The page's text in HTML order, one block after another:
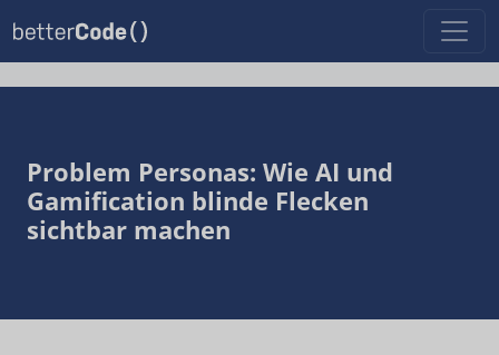
Problem Personas: Wie AI und
Gamification blinde Flecken
sichtbar machen